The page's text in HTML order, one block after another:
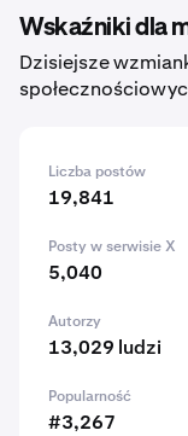
Wskaźniki dla
Dzisiejsze
Liczba postów
19,841
Posty w serwisie X
5,040
Autorzy
13,029 ludzi
Popularność
#3,267